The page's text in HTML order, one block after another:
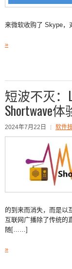
来微软收购了 Skype
»
短波不灭：
Shortwave
2024年7月22日 软件
的到来而消失，而是以
互联网广播除了传统的
随[……]
»